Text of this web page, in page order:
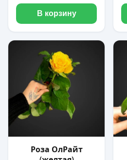
В корзину
Роза ОлРайт